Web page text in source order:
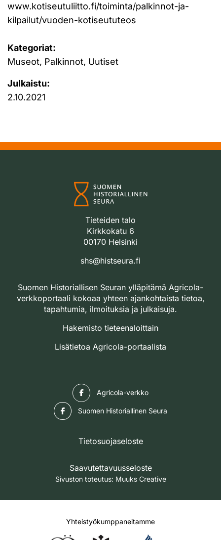
www.kotiseutuliitto.fi/toiminta/palkinnot-ja-
kilpailut/vuoden-kotiseututeos
Kategoriat:
Museot, Palkinnot, Uutiset
Julkaistu:
2.10.2021
Tieteiden talo
Kirkkokatu 6
00170 Helsinki
shs@histseura.fi
Suomen Historiallisen Seuran ylläpitämä Agricola-
verkkoportaali kokoaa yhteen ajankohtaista tietoa,
tapahtumia, ilmoituksia ja julkaisuja.
Hakemisto tieteenaloittain
Lisätietoa Agricola-portaalista
Agricola-verkko
Suomen Historiallinen Seura
Tietosuojaseloste
Saavutettavuusseloste
Sivuston toteutus: Muuks Creative
Yhteistyökumppaneitamme